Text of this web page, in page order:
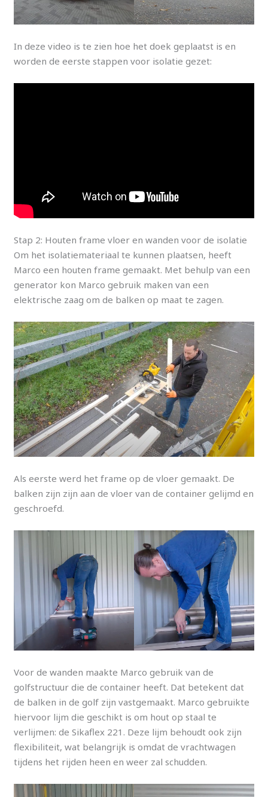
In deze video is te zien hoe het doek geplaatst is en
worden de eerste stappen voor isolatie gezet:
Stap 2: Houten frame vloer en wanden voor de isolatie
Om het isolatiemateriaal te kunnen plaatsen, heeft
Marco een houten frame gemaakt. Met behulp van een
generator kon Marco gebruik maken van een
elektrische zaag om de balken op maat te zagen.
Als eerste werd het frame op de vloer gemaakt. De
balken zijn zijn aan de vloer van de container gelijmd en
geschroefd.
Voor de wanden maakte Marco gebruik van de
golfstructuur die de container heeft. Dat betekent dat
de balken in de golf zijn vastgemaakt. Marco gebruikte
hiervoor lijm die geschikt is om hout op staal te
verlijmen: de Sikaflex 221. Deze lijm behoudt ook zijn
flexibiliteit, wat belangrijk is omdat de vrachtwagen
tijdens het rijden heen en weer zal schudden.